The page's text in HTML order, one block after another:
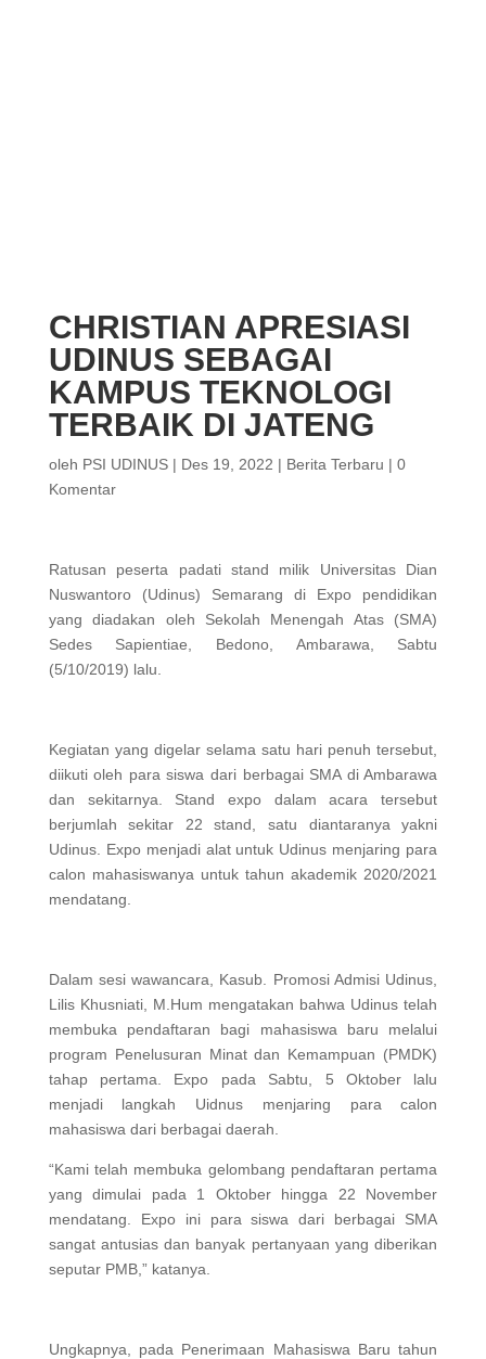
CHRISTIAN APRESIASI
UDINUS SEBAGAI
KAMPUS TEKNOLOGI
TERBAIK DI JATENG
oleh PSI UDINUS| Des 19, 2022 | Berita Terbaru | 0
Komentar
Ratusan peserta padati stand milik Universitas Dian
Nuswantoro (Udinus) Semarang di Expo pendidikan
yang diadakan oleh Sekolah Menengah Atas (SMA)
Sedes Sapientiae, Bedono, Ambarawa, Sabtu
(5/10/2019) lalu.
Kegiatan yang digelar selama satu hari penuh tersebut,
diikuti oleh para siswa dari berbagai SMA di Ambarawa
dan sekitarnya. Stand expo dalam acara tersebut
berjumlah sekitar 22 stand, satu diantaranya yakni
Udinus. Expo menjadi alat untuk Udinus menjaring para
calon mahasiswanya untuk tahun akademik 2020/2021
mendatang.
Dalam sesi wawancara, Kasub. Promosi Admisi Udinus,
Lilis Khusniati, M.Hum mengatakan bahwa Udinus telah
membuka pendaftaran bagi mahasiswa baru melalui
program Penelusuran Minat dan Kemampuan (PMDK)
tahap pertama. Expo pada Sabtu, 5 Oktober lalu
menjadi langkah Uidnus menjaring para calon
mahasiswa dari berbagai daerah.
“Kami telah membuka gelombang pendaftaran pertama
yang dimulai pada 1 Oktober hingga 22 November
mendatang. Expo ini para siswa dari berbagai SMA
sangat antusias dan banyak pertanyaan yang diberikan
seputar PMB,” katanya.
Ungkapnya, pada Penerimaan Mahasiswa Baru tahun